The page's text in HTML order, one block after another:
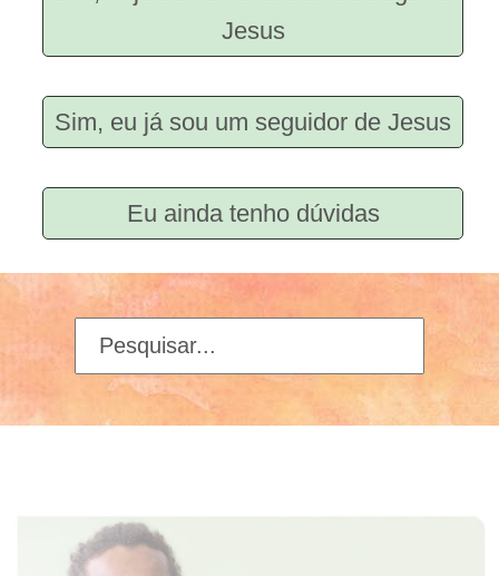
Jesus
Sim, eu já sou um seguidor de Jesus
Eu ainda tenho dúvidas